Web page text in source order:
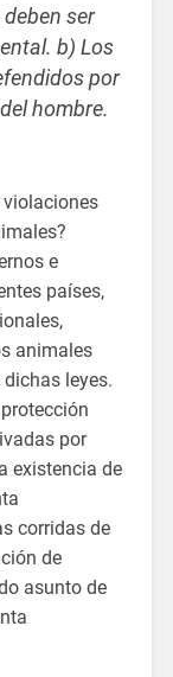
ser
b) Los
por
hombre.
e
países,
animales
leyes.
por
existencia de
corridas de
de
asunto de